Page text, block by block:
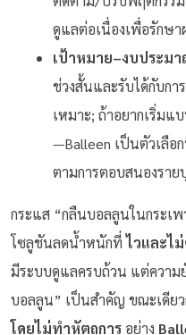
ดูแลต่อเนื่องเพื่อรักษ
เป้าหมาย–งบประม
ช่วงสั้นและรับได้กับกา
เหมาะ; ถ้าอยากเริ่มแ
—Balleen เป็นตัวเลือ
ตามการตอบสนองราย
กระแส “กลืนบอลลูนในกระเ
โซลูชันลดน้ำหนักที่ไวและไ
มีระบบดูแลครบถ้วน แต่ความ
บอลลูน” เป็นสำคัญ ขณะเดีย
โดยไม่ทำหัตถการ อย่าง